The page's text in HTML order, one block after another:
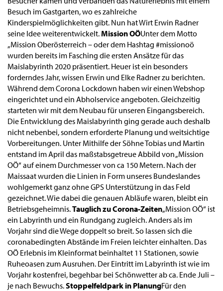
Besuch im Gastgarten, wo es zahlreiche
Kinderspielmöglichkeiten gibt. Nun hat Wirt Erwin Radner
seine Idee weiterentwickelt.Mission OÖUnter dem Motto
„Mission Oberösterreich – oder dem Hashtag #missionoö
wurden bereits im Fasching die ersten Ansätze für das
Maislabyrinth 2020 präsentiert. Heuer ist ein besonders
forderndes Jahr, wissen Erwin und Elke Radner zu berichten.
Während dem Corona Lockdown haben wir einen Webshop
eingerichtet und ein Abholservice angeboten. Gleichzeitig
starteten wir mit dem Neubau für unseren Eingangsbereich.
Die Entwicklung des Maislabyrinth ging gerade auch deshalb
nicht nebenbei, sondern erforderte Planung und weitsichtige
Vorbereitungen. Unter Mithilfe der Söhne Tobias und Martin
entstand im April das maßstabsgetreue Abbild von „Mission
OÖ“ auf einem Durchmesser von ca 150 Metern. Nach der
Maissaat wurden die Linien in Form unseres Bundeslandes
wohlgemerkt ganz ohne GPS Unterstützung in das Feld
gezeichnet. Wie dabei die genauen Abläufe waren, bleibt ein
Betriebsgeheimnis.Tauglich zu Corona-Zeiten„Mission OÖ“ ist
ein Labyrinth und ein Rundgang zugleich. Anders als im
Vorjahr sind die Wege doppelt so breit. So lassen sich die
coronabedingten Abstände im Freien leichter einhalten. Das
OÖ Erlebnis im Kleinformat beinhaltet 11 Stationen, sowie
Ruheoasen zum Ausruhen. Der Eintritt im Labyrinth ist wie im
Vorjahr kostenfrei, begehbar bei Schönwetter ab ca. Ende Juli –
je nach Bewuchs.Stoppelfeldpark in PlanungFür den